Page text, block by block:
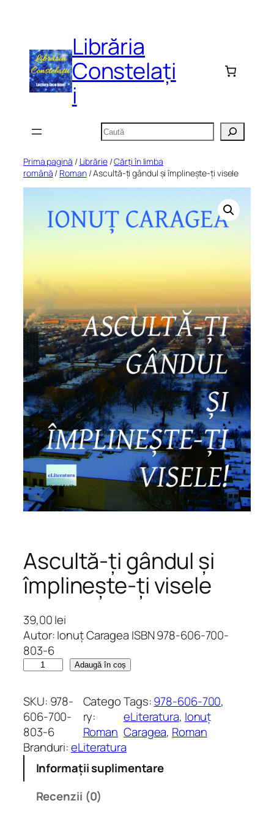
Librăria
Constelați
i
Caută
Prima pagină / Librărie/Cărți în limba
română / Roman/ Ascultă-ți gândul și împlinește-ți visele
Ascultă-ți gândul și
împlinește-ți visele
39,00lei
Autor: Ionuț Caragea ISBN 978-606-700-
803-6
n
t
i
t
a
Adaugă în coș
SKU: 978-
606-700-
803-6
Catego
ry:
Roman
Tags:978-606-700
eLiteratura, Ionuț
Caragea, Roman
Branduri:eLiteratura
Informații suplimentare
Recenzii (0)